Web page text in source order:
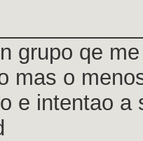
grupo qe
mas o
e intentao a